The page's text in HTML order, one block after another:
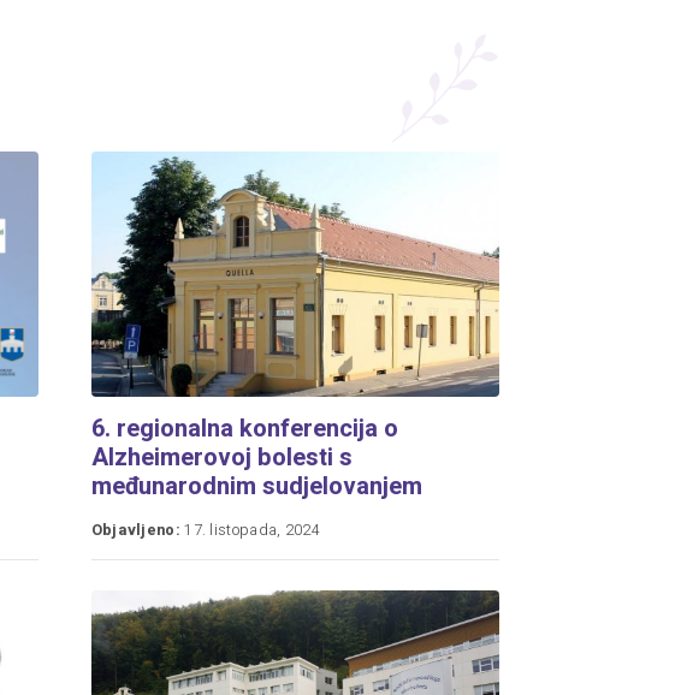
6. regionalna konferencija o
Alzheimerovoj bolesti s
međunarodnim sudjelovanjem
Objavljeno: 17. listopada, 2024